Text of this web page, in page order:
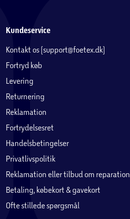
Kundeservice
Kontakt os (support@foetex.dk)
Fortryd køb
Levering
Returnering
Reklamation
Fortrydelsesret
Handelsbetingelser
Privatlivspolitik
Reklamation eller tilbud om reparation
Betaling, købekort & gavekort
Ofte stillede spørgsmål